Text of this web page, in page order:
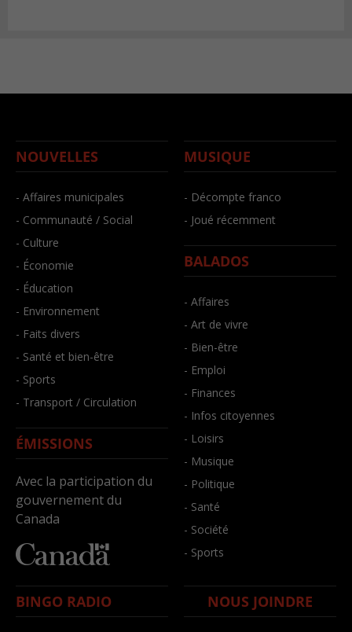
NOUVELLES
- Affaires municipales
- Communauté / Social
- Culture
- Économie
- Éducation
- Environnement
- Faits divers
- Santé et bien-être
- Sports
- Transport / Circulation
ÉMISSIONS
Avec la participation du
gouvernement du
Canada
MUSIQUE
- Décompte franco
- Joué récemment
BALADOS
- Affaires
- Art de vivre
- Bien-être
- Emploi
- Finances
- Infos citoyennes
- Loisirs
- Musique
- Politique
- Santé
- Société
- Sports
BINGO RADIO NOUS JOINDRE